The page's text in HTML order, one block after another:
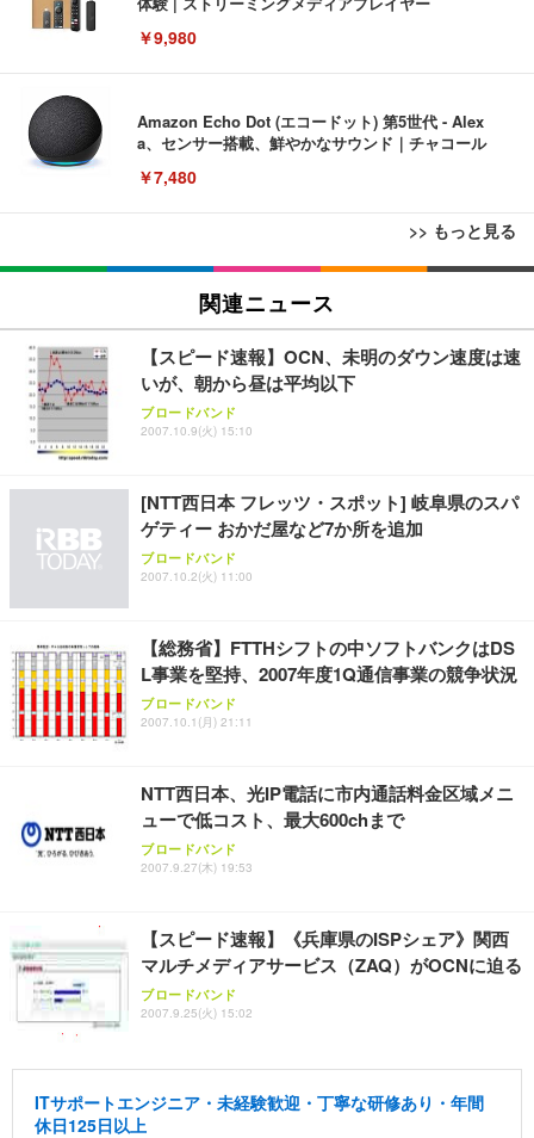
￥9,980
Amazon Echo Dot (エコードット) 第5世代 - Alex
a、センサー搭載、鮮やかなサウンド｜チャコール
￥7,480
>> もっと見る
[EdoErgo] オフィスチェア 椅子 テレワーク 疲れな
い 跳ね上げ式アームレスト コンパクト 約105度ロッ
キング pc 事務椅子 360度回転 座面昇降 強化ナイロ
ン樹脂ベース 通気性メッシュ 在宅ワーク H-WY01
(黒網+黒枠+黒足)
￥5,699
SIHOO B100 オフィスチェア／デスクチェア メッシ
Sezlife オフィスチェア デスクチェア 疲れない テレ
ワーク チェア 強化バックレスト 30度ロッキング機
ョン PCチェア 通気性メッシュ ゲーミング/勉強/事
務用 おしゃれ パソコンチェア (ブラック)
￥7,680
Sezlife オフィスチェア デスクチェア 疲れない テレ
ワーク チェア 強化バックレスト 30度ロッキング機
ョン PCチェア 通気性メッシュ ゲーミング/勉強/事
務用 おしゃれ パソコンチェア (ホワイト)
ANDWINT オフィスチェア デスクチェア 肘なし メ
ッシュ 通気性 ランバーサポート付き 腰サポート ガ
ス圧無段階昇降 360度回転 キャスター付き コンパク
EIZO ビジネス向けプレミアムモニター | FlexScan
EV3240X-WT | 31.5型4K UHD・USB Type-C・ホワ
￥105,595
EIZO ビジネス向けプレミアムモニター | FlexScan
EV2740X-WT | 27.0型4K UHD・USB Type-C・ホワ
￥109,572
【純正品】27"ゲーミングモニター DualSense 充電
フック付き（CFI-ZDM1J）
【整備済み品】Dell E2724HS 27インチ 液晶モニタ
ー フルHD（1920×1080）VA 非光沢 HDMI/DisplayP
【MiniLED/24.5inch/280Hz/FHD】GRAPHT THE S
HOOTER Gaming Monitor 24” Essential ゲーミン
グモニター QD 24.5インチ 1ms FHD 量子ドット 残
Amazonベーシック ペットシーツ 薄型 レギュラー 1
回使い捨て 無香料 ホワイト 300枚
￥3,373
Amazonベーシック ペットシーツ 厚型 ワイド 42枚
ネオ・ルーライフ ネオ・オムツ L 中型犬用 26枚入
Smart Basic(スマートベーシック) 【Amazon.co.jp
限定】 Smart Basic アイリスオーヤマ ペットシーツ
アイリスオーヤマ ペットシーツ 超厚型 お徳用 レギ
ュラー 200枚入【Amazon.co.jp限定】
関連ニュース
【スピード速報】OCN、未明のダウン速度は速
いが、朝から昼は平均以下
ブロードバンド
2007.10.9(火) 15:10
[NTT西日本 フレッツ・スポット] 岐阜県のスパ
ゲティー おかだ屋など7か所を追加
ブロードバンド
2007.10.2(火) 11:00
【総務省】FTTHシフトの中ソフトバンクはDS
L事業を堅持、2007年度1Q通信事業の競争状況
ブロードバンド
2007.10.1(月) 21:11
NTT西日本、光IP電話に市内通話料金区域メニ
ューで低コスト、最大600chまで
ブロードバンド
2007.9.27(木) 19:53
【スピード速報】《兵庫県のISPシェア》関西
マルチメディアサービス（ZAQ）がOCNに迫る
ブロードバンド
2007.9.25(火) 15:02
ITサポートエンジニア・未経験歓迎・丁寧な研修あり・年間
休日125日以上